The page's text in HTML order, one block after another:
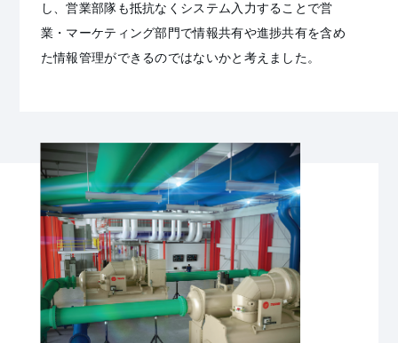
し、営業部隊も抵抗なくシステム入力することで営
業・マーケティング部門で情報共有や進捗共有を含め
た情報管理ができるのではないかと考えました。